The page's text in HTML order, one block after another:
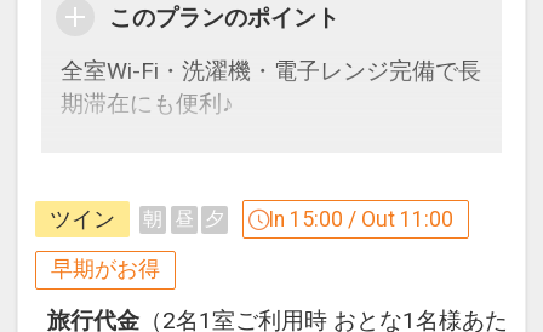
【連泊するとお得】連泊割引がございま
連泊の場合、
１泊目より１泊につきおひとり様
※他の割引との併用はできません。
※割引適用後のご旅行代金は、カレンダ
ーからお進みいただいた後表示される
「空室照会結果確認画面」でご確認くだ
このプランのポイント
全室Wi-Fi・洗濯機・電子レンジ完備で長
期滞在にも便利♪
早期予約限定！３０日前までのご予約が
お得です！
※本プランは３０日前までの予約受付で
ツイン 朝 昼 夕 In 15:00 / Out 11:00
早期がお得
旅行代金 （2名1室ご利用時 おとな1名様あた